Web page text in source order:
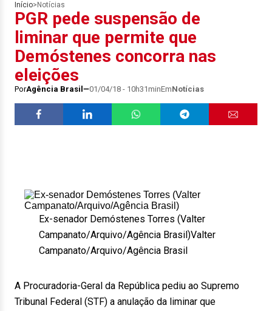
Início> Notícias
PGR pede suspensão de
liminar que permite que
Demóstenes concorra nas
eleições
PorAgência Brasil 01/04/18 - 10h31minEmNotícias
Ex-senador Demóstenes Torres (Valter
Campanato/Arquivo/Agência Brasil)Valter
Campanato/Arquivo/Agência Brasil
A Procuradoria-Geral da República pediu ao Supremo
Tribunal Federal (STF) a anulação da liminar que